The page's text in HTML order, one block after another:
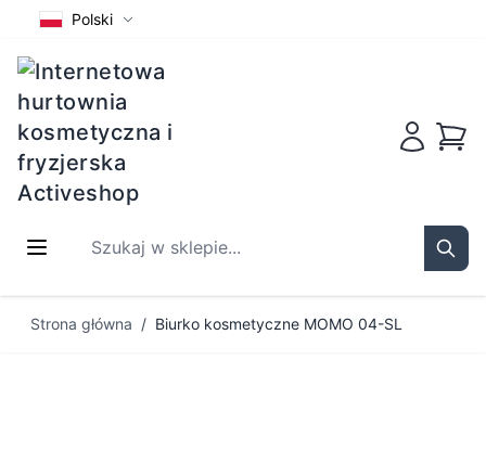
Polski
Szukaj w sklepie...
Strona główna / Biurko kosmetyczne MOMO 04-SL